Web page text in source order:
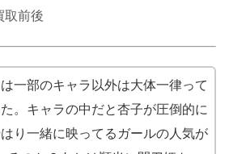
取前後
は一部のキャラ以外は大体一律って
。キャラの中だと杏子が圧倒的に
はり一緒に映ってるガールの人気が